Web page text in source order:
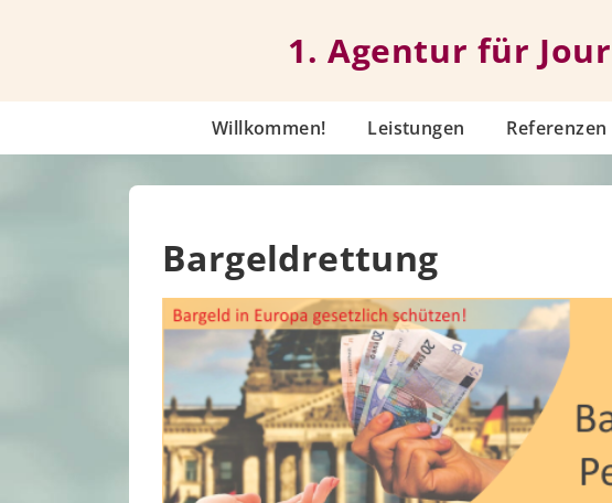
1. Agentur für
Hauptnavigation
Willkommen! Leistungen Referenzen
Bargeldrettung